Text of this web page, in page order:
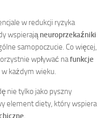
w redukcji ryzyka
wspierają neuroprzekaźniki
samopoczucie. Co więcej,
wpływać nafunkcje
każdym wieku.
nie tylko jako pyszny
element diety, który wspiera